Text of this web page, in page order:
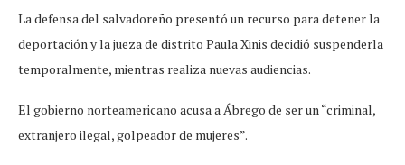
La defensa del salvadoreño presentó un recurso para detener la
deportación y la jueza de distrito Paula Xinis decidió suspenderla
temporalmente, mientras realiza nuevas audiencias.
El gobierno norteamericano acusa a Ábrego de ser un “criminal,
extranjero ilegal, golpeador de mujeres”.